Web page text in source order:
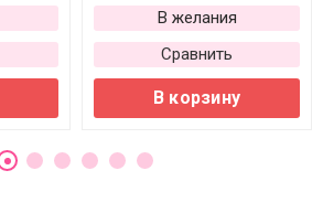
В желания
Сравнить
В корзину